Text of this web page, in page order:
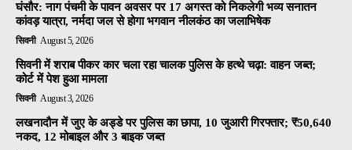
घंसौर: नाग पंचमी के पावन अवसर पर 17 अगस्त को निकलेगी भव्य सनातन
कांवड़ यात्रा, नर्मदा जल से होगा भगवान नीलकंठ का जलाभिषेक
सिवनी August 5, 2026
सिवनी में शराब पीकर कार चला रहा चालक पुलिस के हत्थे चढ़ा: वाहन जब्त;
कोर्ट में पेश हुआ मामला
सिवनी August 3, 2026
लखनादौन में जुए के अड्डे पर पुलिस का छापा, 10 जुआरी गिरफ्तार; ₹50,640
नकद, 12 मोबाइल और 3 बाइक जब्त